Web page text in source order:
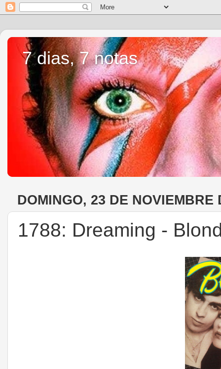
7 dias, 7 notas
DOMINGO, 23 DE NOVIEMBRE
1788: Dreaming -